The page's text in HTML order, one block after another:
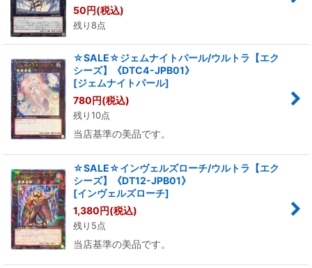
50円(税込)
残り8点
☆SALE☆ジェムナイトパール/ウルトラ【エク
シーズ】《DTC4-JPB01》
[ジェムナイトパール]
780円(税込)
残り10点
当店基準の美品です。
☆SALE☆インヴェルズローチ/ウルトラ【エク
シーズ】《DT12-JPB01》
[インヴェルズローチ]
1,380円(税込)
残り5点
当店基準の美品です。